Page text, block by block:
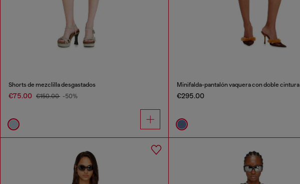
Shorts de mezclilla desgastados
€75.00 €150.00 -50%
Minifalda-pantalón vaquera con doble cintura
€295.00